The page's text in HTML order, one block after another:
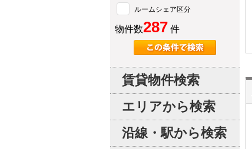
ルームシェア区分
物件数287 件
賃貸物件検索
エリアから検索
沿線・駅から検索